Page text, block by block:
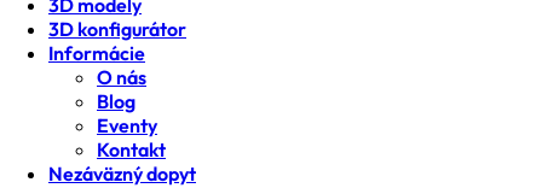
3D modely
3D konfigurátor
Informácie
O nás
Blog
Eventy
Kontakt
Nezáväzný dopyt